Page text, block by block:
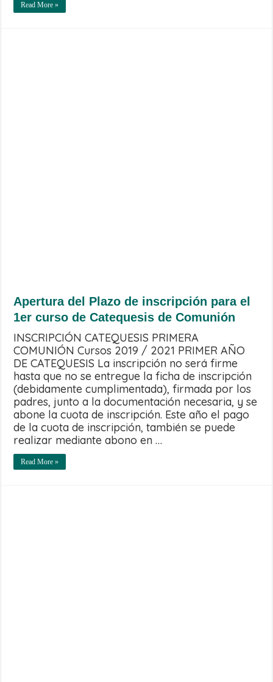
Read More »
Apertura del Plazo de inscripción para el
1er curso de Catequesis de Comunión
INSCRIPCIÓN CATEQUESIS PRIMERA
COMUNIÓN Cursos 2019 / 2021 PRIMER AÑO
DE CATEQUESIS La inscripción no será firme
hasta que no se entregue la ficha de inscripción
(debidamente cumplimentada), firmada por los
padres, junto a la documentación necesaria, y se
abone la cuota de inscripción. Este año el pago
de la cuota de inscripción, también se puede
realizar mediante abono en …
Read More »